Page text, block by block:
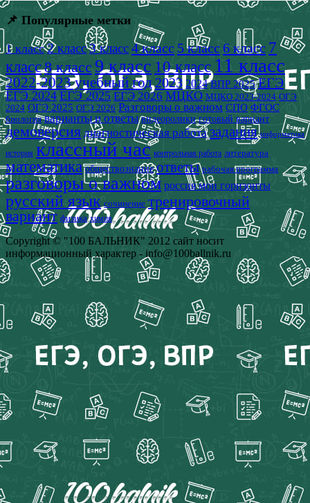
📌 Популярные метки
1 класс 2 класс3 класс4 класс 5 класс 6 класс 7
класс8 класс 9 класс 10 класс 11 класс
2022-2023 учебный год 2023 2024 ВПР 2025 ЕГЭ
ЕГЭ 2024 ЕГЭ 2025 ЕГЭ 2026 МЦКО МЦКО 2023-2024 ОГЭ
2024 ОГЭ 2025 ОГЭ 2026 Разговоры о важном СПО ФГОС
биология варианты и ответы видеоролики готовый вариант
демоверсия диагностическая работа задания информатика
история классный час контрольная работа литература
математика обществознание ответы рабочая программа
разговоры о важном россия мои горизонты
русский язык сочинение тренировочный
вариант физика химия
Copyright © "100 БАЛЬНИК" 2012 сайт носит
информационный характер - info@100ballnik.ru